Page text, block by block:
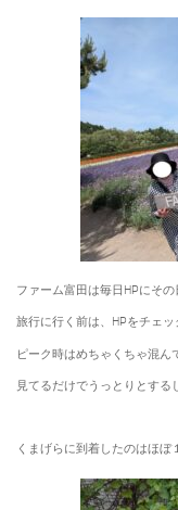
ファーム富田は毎日HPにそ
旅行に行く前は、HPをチェ
ピーク時はめちゃくちゃ混ん
見てるだけでうっとりとす
くまげらに到着したのはほ